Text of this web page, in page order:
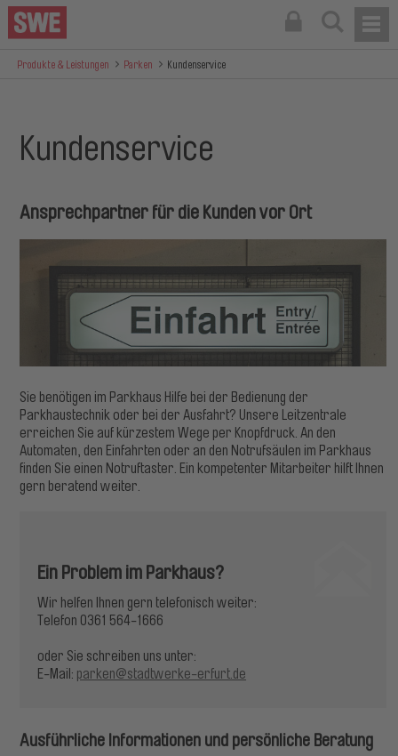
Produkte & Leistungen Parken Kundenservice
Kundenservice
Ansprechpartner für die Kunden vor Ort
Sie benötigen im Parkhaus Hilfe bei der Bedienung der
Parkhaustechnik oder bei der Ausfahrt? Unsere Leitzentrale
erreichen Sie auf kürzestem Wege per Knopfdruck. An den
Automaten, den Einfahrten oder an den Notrufsäulen im Parkhaus
finden Sie einen Notruftaster. Ein kompetenter Mitarbeiter hilft Ihnen
gern beratend weiter.
Ein Problem im Parkhaus?
Wir helfen Ihnen gern telefonisch weiter:
Telefon 0361 564-1666
oder Sie schreiben uns unter:
E-Mail: parken@stadtwerke-erfurt.de
Ausführliche Informationen und persönliche Beratung